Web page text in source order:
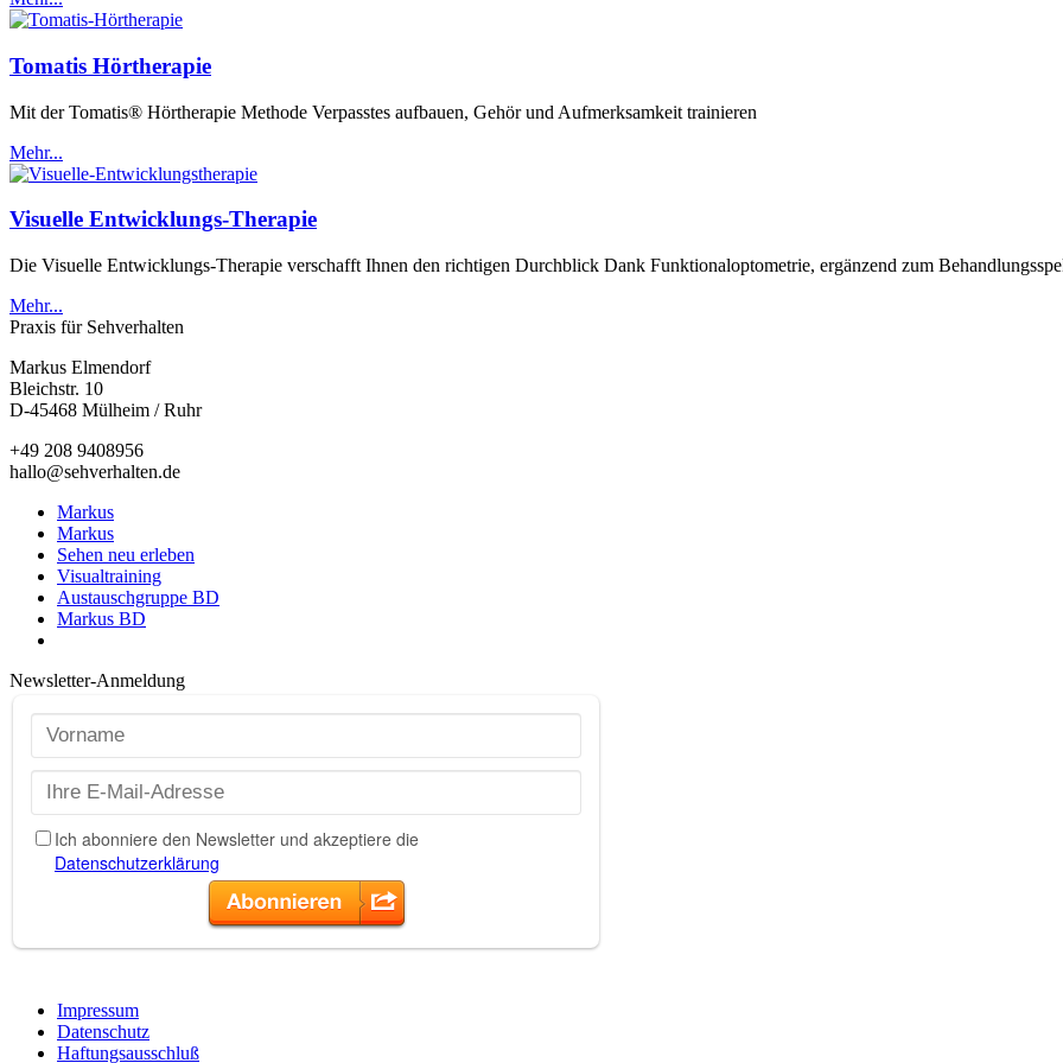
Tomatis Hörtherapie
Mit der Tomatis® Hörtherapie Methode Verpasstes aufbauen, Gehör und Aufmerksamkeit trainieren
Mehr...
Visuelle Entwicklungs-Therapie
Die Visuelle Entwicklungs-Therapie verschafft Ihnen den richtigen Durchblick Dank Funktionaloptometrie, ergänzend zum
Mehr...
Praxis für Sehverhalten
Markus Elmendorf
Bleichstr. 10
D-45468 Mülheim / Ruhr
+49 208 9408956
hallo@sehverhalten.de
Markus
Markus
Sehen neu erleben
Visualtraining
Austauschgruppe BD
Markus BD
Newsletter-Anmeldung
Impressum
Datenschutz
Haftungsausschluß